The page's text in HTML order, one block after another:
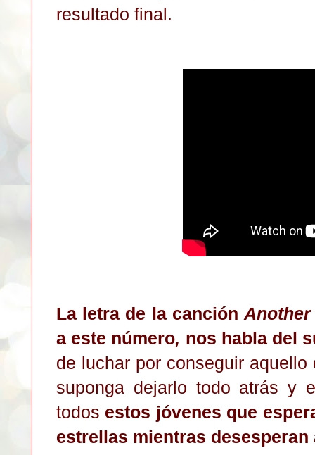
resultado final.
La letra de la canción
a este número, nos habla del
de luchar por conseguir
suponga dejarlo todo atrás y
todos estos jóvenes que
estrellas mientras